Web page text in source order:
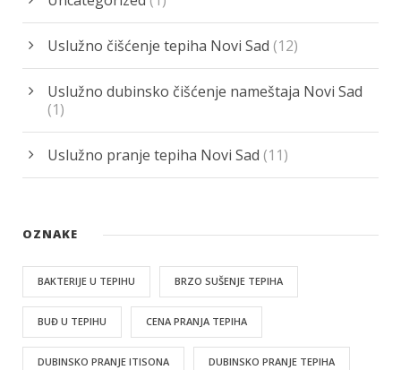
Uslužno čišćenje tepiha Novi Sad (12)
Uslužno dubinsko čišćenje nameštaja Novi Sad
(1)
Uslužno pranje tepiha Novi Sad (11)
OZNAKE
BAKTERIJE U TEPIHU BRZO SUŠENJE TEPIHA
BUĐ U TEPIHU CENA PRANJA TEPIHA
DUBINSKO PRANJE ITISONA DUBINSKO PRANJE TEPIHA